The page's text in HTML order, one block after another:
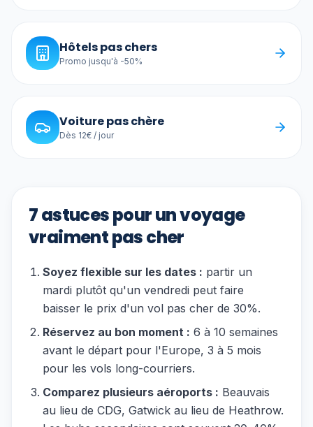
Hôtels pas chers
Promo jusqu'à -50%
Voiture pas chère
Dès 12€ / jour
7 astuces pour un voyage
vraiment pas cher
Soyez flexible sur les dates : partir un
mardi plutôt qu'un vendredi peut faire
baisser le prix d'un vol pas cher de 30%.
Réservez au bon moment : 6 à 10 semaines
avant le départ pour l'Europe, 3 à 5 mois
pour les vols long-courriers.
Comparez plusieurs aéroports : Beauvais
au lieu de CDG, Gatwick au lieu de Heathrow.